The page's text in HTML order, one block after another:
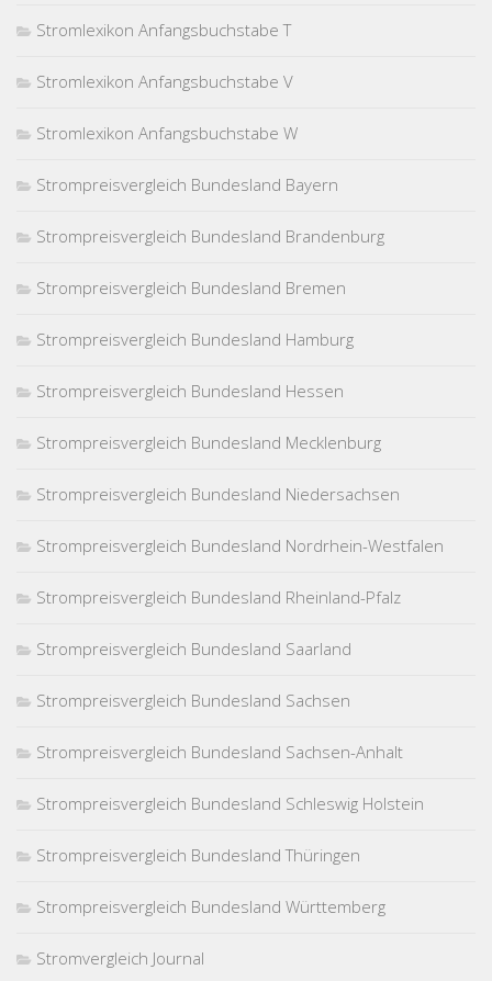
Stromlexikon Anfangsbuchstabe T
Stromlexikon Anfangsbuchstabe V
Stromlexikon Anfangsbuchstabe W
Strompreisvergleich Bundesland Bayern
Strompreisvergleich Bundesland Brandenburg
Strompreisvergleich Bundesland Bremen
Strompreisvergleich Bundesland Hamburg
Strompreisvergleich Bundesland Hessen
Strompreisvergleich Bundesland Mecklenburg
Strompreisvergleich Bundesland Niedersachsen
Strompreisvergleich Bundesland Nordrhein-Westfalen
Strompreisvergleich Bundesland Rheinland-Pfalz
Strompreisvergleich Bundesland Saarland
Strompreisvergleich Bundesland Sachsen
Strompreisvergleich Bundesland Sachsen-Anhalt
Strompreisvergleich Bundesland Schleswig Holstein
Strompreisvergleich Bundesland Thüringen
Strompreisvergleich Bundesland Württemberg
Stromvergleich Journal